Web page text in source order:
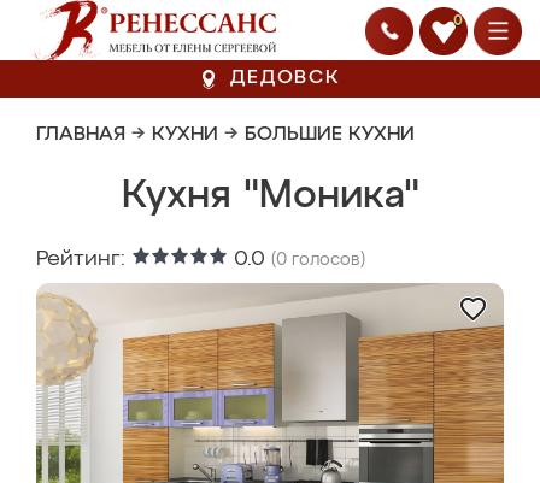
0
ДЕДОВСК
ГЛАВНАЯ → КУХНИ → БОЛЬШИЕ КУХНИ
Кухня "Моника"
Рейтинг: 0.0 (0 голосов)